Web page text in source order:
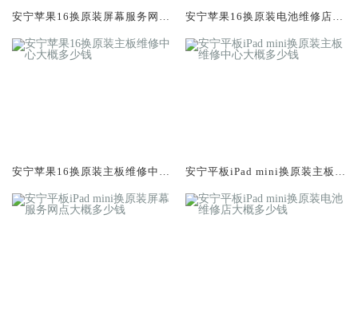
安宁苹果16换原装屏幕服务网点
安宁苹果16换原装电池维修店大
安宁苹果16换原装主板维修中心
安宁平板iPad mini换原装主板维